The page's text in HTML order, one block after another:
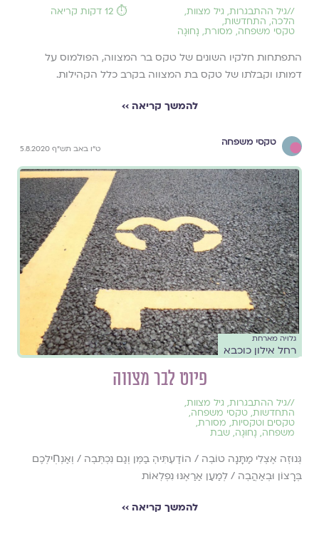
//גיל ההתבגרות, גיל מצוות,
הלכה, התחדשות,
טקסי משפחה, מסורת, נָחוּגָה
⏱️ 12 דקות קריאה
התפתחות חלקיו השונים של טקס בר המצווה, הפולמוס על
דמותו וקבלתו של טקס בת המצווה בקרב כלל הקהילות.
להמשך קריאה ››
טקסי משפחה
ט"ו באב תש"ף 5.8.2020
גלויה מארחת
רחל אילון כוכבא
פיוט לבר מצווה
//גיל ההתבגרות, גיל מצוות,
התחדשות, טקסי משפחה,
טקסים וטקסיות, מסורת,
משפחה, נָחוּגָה, שבת
גְּנוּזׇה אֶצְלִי מַתָּנָה טוֹבׇה / הוֹדַעְתִּיהׇ בַמׇּן וְגַם נִכְתְּבׇה / וְאַנְחׅילְכֶם
בְּרָצוֹן וּבְאַהֲבׇה / לְמַעַן אַרַאֶנּוּ נִפְלׇאוֹת
להמשך קריאה ››